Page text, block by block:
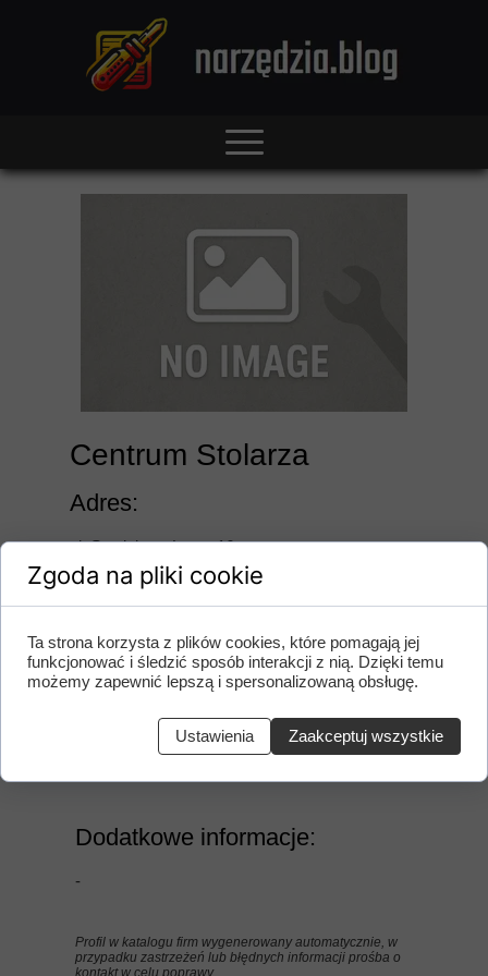
Profil w katalogu firm wygenerowany automatycznie, w
przypadku zastrzeżeń lub błędnych informacji prośba o
kontakt w celu poprawy.
Dodatkowe informacje:
-
Pozostałe dane:
nr. telefonu : -
: -
Centrum Stolarza
Adres:
ul. Stanisława Lema 16,
22-151 Lublin,
Województwo lubelskie, Polska
Zgoda na pliki cookie
Ta strona korzysta z plików cookies, które pomagają jej
funkcjonować i śledzić sposób interakcji z nią. Dzięki temu
możemy zapewnić lepszą i spersonalizowaną obsługę.
Ustawienia Zaakceptuj wszystkie